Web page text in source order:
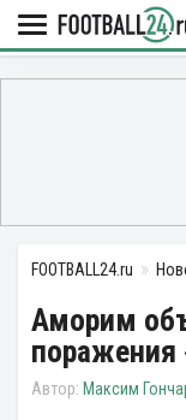
FOOTBALL24.ru
Аморим
поражения
Максим